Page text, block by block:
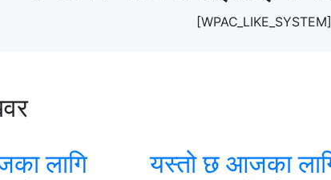
[WPAC_LIKE_SYSTEM]
लागि
यस्तो छ आजका